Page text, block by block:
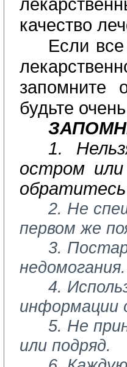
качество
Если
запомните
будьте
1.
остром
обратитесь
2. Не
первом же
3.
недомогания.
4.
информации
5. Не
или подряд.